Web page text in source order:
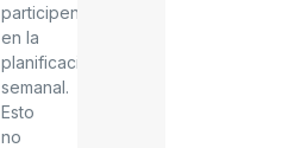
participen
en la
planificación
semanal.
Esto
no